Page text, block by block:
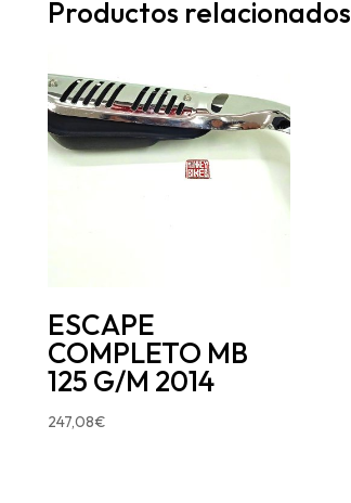
Productos relacionados
ESCAPE
COMPLETO MB
125 G/M 2014
247,08€